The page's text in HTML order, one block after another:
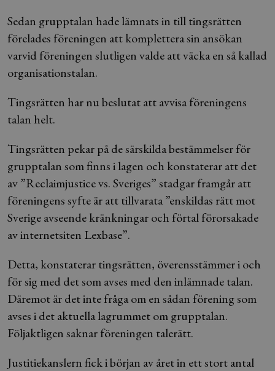
Sedan grupptalan hade lämnats in till tingsrätten
förelades föreningen att komplettera sin ansökan
varvid föreningen slutligen valde att väcka en så kallad
organisationstalan.
Tingsrätten har nu beslutat att avvisa föreningens
talan helt.
Tingsrätten pekar på de särskilda bestämmelser för
grupptalan som finns i lagen och konstaterar att det
av ”Reclaimjustice vs. Sveriges” stadgar framgår att
föreningens syfte är att tillvarata ”enskildas rätt mot
Sverige avseende kränkningar och förtal förorsakade
av internetsiten Lexbase”.
Detta, konstaterar tingsrätten, överensstämmer i och
för sig med det som avses med den inlämnade talan.
Däremot är det inte fråga om en sådan förening som
avses i det aktuella lagrummet om grupptalan.
Följaktligen saknar föreningen talerätt.
Justitiekanslern fick i början av året in ett stort antal